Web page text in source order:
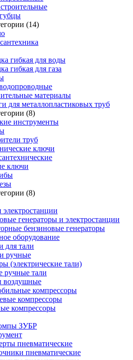
(14)
гибкая для воды
гибкая для газа
материалы
для металлопластиковых труб
(8)
инструменты
труб
ключи
ключи
(8)
электростанции
генераторы и электростанции
бензиновые генераторы
оборудование
для тали
ручные
(электрические тали)
ручные тали
воздушные
компрессоры
компрессоры
компрессоры
ЗУБР
пневматические
пневматические